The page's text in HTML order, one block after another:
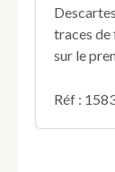
traces de
sur le
Réf :